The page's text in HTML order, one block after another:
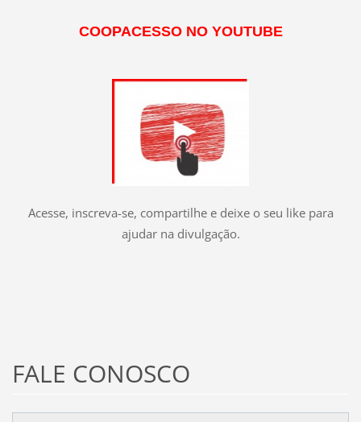
COOPACESSO NO YOUTUBE
Acesse, inscreva-se, compartilhe e deixe o seu like para
ajudar na divulgação.
FALE CONOSCO